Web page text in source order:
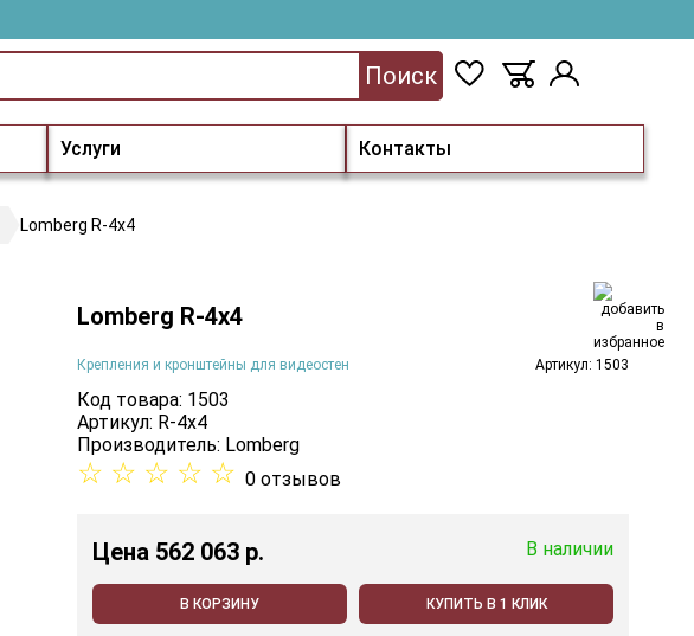
Услуги Контакты
Поиск
Lomberg R-4х4
Lomberg R-4х4
Крепления и кронштейны для видеостен Артикул: 1503
Код товара: 1503
Артикул: R-4х4
Производитель: Lomberg
☆ ☆ ☆ ☆ ☆ 0 отзывов
Цена 562 063 p. В наличии
В КОРЗИНУ КУПИТЬ В 1 КЛИК